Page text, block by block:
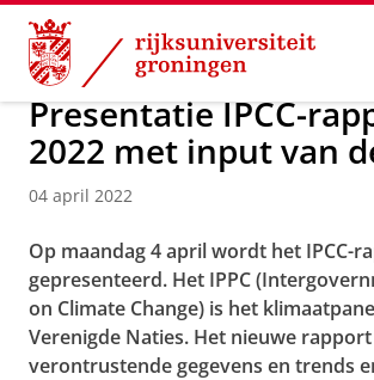
Skip
Content
Skip
Navigation
Over ons Actueel Nieuws
Presentatie IPCC-
2022 met input van
04 april 2022
Op maandag 4 april wordt het IPCC-
gepresenteerd. Het IPPC
on Climate Change) is het
Verenigde Naties. Het nieuwe
verontrustende gegevens en trends